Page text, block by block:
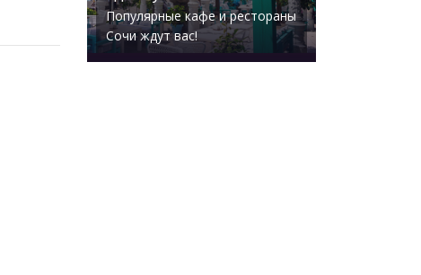
Популярные кафе и рестораны
Сочи ждут вас!